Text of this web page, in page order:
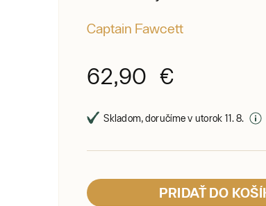
Captain Fawcett
62,90 €
Skladom, doručíme v utorok 11. 8.
PRIDAŤ DO